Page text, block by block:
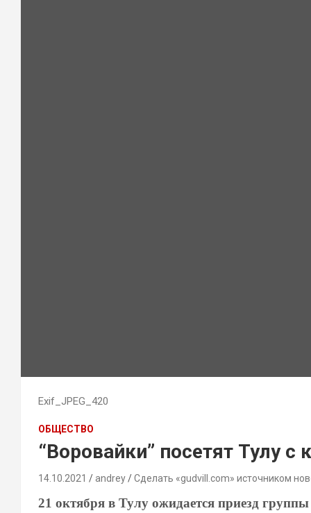
Exif_JPEG_420
ОБЩЕСТВО
“Воровайки” посетят Тулу с
14.10.2021 andrey Сделать «gudvill.com» источником
21 октября в Тулу ожидается приезд